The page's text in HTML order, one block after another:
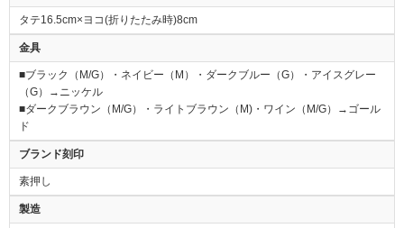
タテ16.5cm×ヨコ(折りたたみ時)8cm
金具
■ブラック（M/G）・ネイビー（M）・ダークブルー（G）・アイスグレー
（G）→ニッケル
■ダークブラウン（M/G）・ライトブラウン（M)・ワイン（M/G）→ゴール
ド
ブランド刻印
素押し
製造